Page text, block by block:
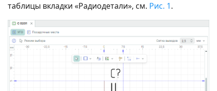
таблицы вкладки «Радиодетали», см. Рис. 1.